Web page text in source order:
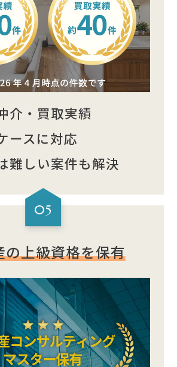
介・買取実績
ースに対応
難しい案件も解決
05
の上級資格を保有